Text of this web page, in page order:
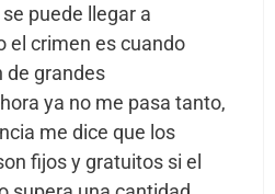
puede llegar a
el crimen es cuando
de grandes
ya no me pasa tanto,
me dice que los
fijos y gratuitos si el